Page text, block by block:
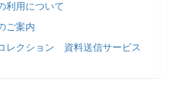
利用について
ご案内
レクション 資料送信サービス